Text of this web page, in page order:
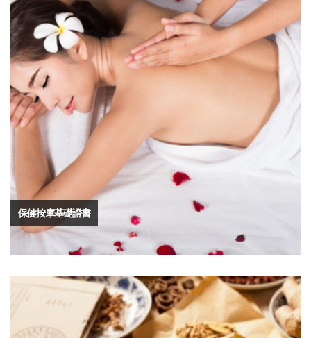
保健按摩基礎證書